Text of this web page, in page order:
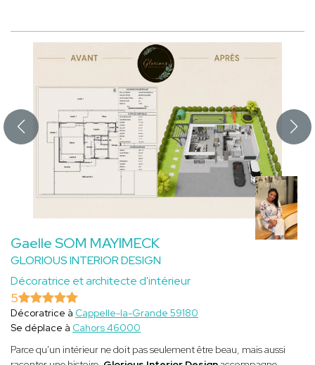
Gaelle SOM MAYIMECK
GLORIOUS INTERIOR DESIGN
Décoratrice et architecte d'intérieur
5
Décoratrice à Cappelle-la-Grande 59180
Se déplace à Cahors 46000
Parce qu'un intérieur ne doit pas seulement être beau, mais aussi